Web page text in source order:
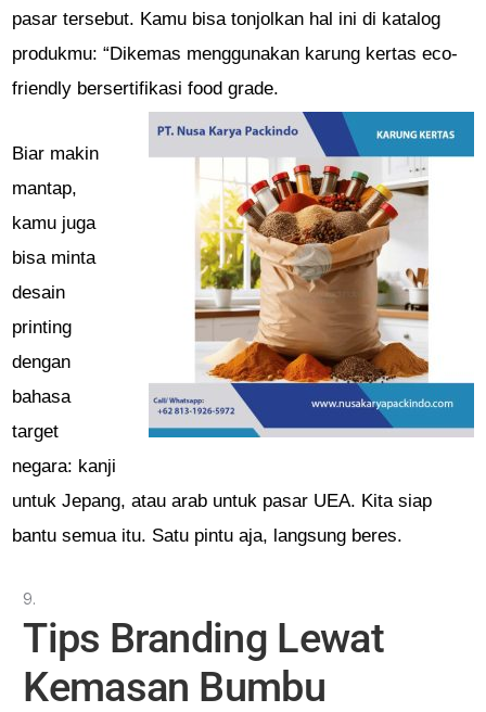
pasar tersebut. Kamu bisa tonjolkan hal ini di katalog
produkmu: “Dikemas menggunakan karung kertas eco-
friendly bersertifikasi food grade.
Biar makin
mantap,
kamu juga
bisa minta
desain
printing
dengan
bahasa
target
negara: kanji
untuk Jepang, atau arab untuk pasar UEA. Kita siap
bantu semua itu. Satu pintu aja, langsung beres.
Tips Branding Lewat
Kemasan Bumbu